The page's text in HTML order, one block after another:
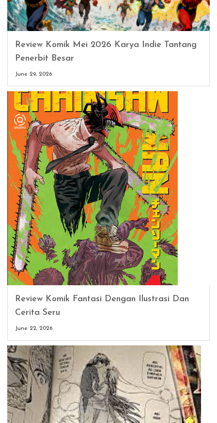
Review Komik Mei 2026 Karya Indie Tantang
Penerbit Besar
June 29, 2026
Review Komik Fantasi Dengan Ilustrasi Dan
Cerita Seru
June 22, 2026